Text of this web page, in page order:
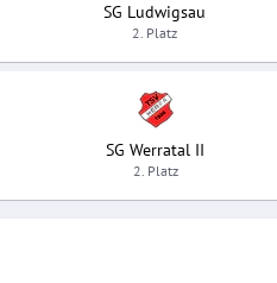
SG Ludwigsau
2. Platz
SG Werratal II
2. Platz